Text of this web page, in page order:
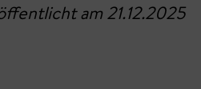
am 21.12.2025